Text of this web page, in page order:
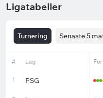
Ligatabeller
Turnering Senaste 5
# Lag
1 PSG